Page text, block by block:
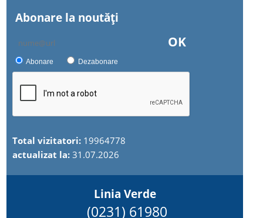
Abonare la noutăţi
OK
Abonare Dezabonare
Total vizitatori: 19964778
actualizat la:31.07.2026
Linia Verde
(0231) 61980